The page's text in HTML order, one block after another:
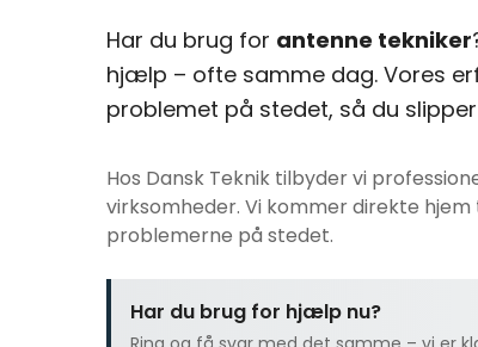
Har du brug for antenne tekniker
hjælp – ofte samme dag. Vores
problemet på stedet, så du
Hos Dansk Teknik tilbyder vi
virksomheder. Vi kommer direkte
problemerne på stedet.
Har du brug for hjælp nu?